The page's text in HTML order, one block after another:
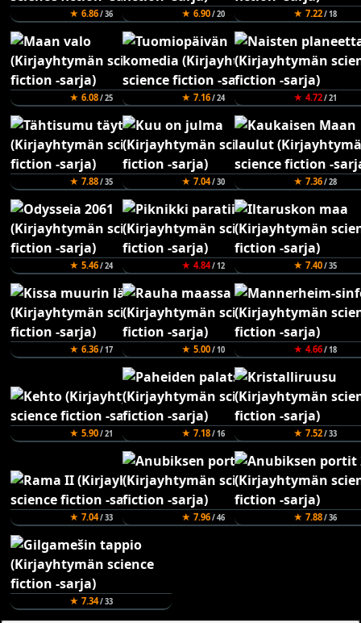
★ 6.86/ 36 ★ 6.90/ 20 ★ 7.22/ 18
★ 6.08/ 25 ★ 7.16/ 24 ★ 4.72/ 21
★ 7.88/ 35 ★ 7.04/ 30 ★ 7.36/ 28
★ 5.46/ 24 ★ 4.84/ 12 ★ 7.40/ 35
★ 6.36/ 17 ★ 5.00/ 10 ★ 4.66/ 18
★ 5.90/ 21 ★ 7.18/ 16 ★ 7.52/ 33
★ 7.04/ 33 ★ 7.96/ 46 ★ 7.88/ 36
★ 7.34/ 33